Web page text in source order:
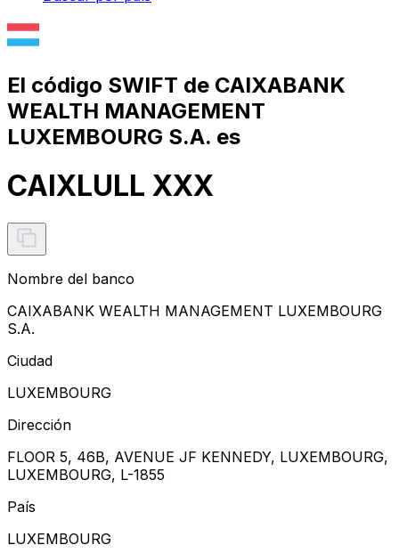
El código SWIFT de CAIXABANK
WEALTH MANAGEMENT
LUXEMBOURG S.A. es
CAIXLULL XXX
Nombre del banco
CAIXABANK WEALTH MANAGEMENT LUXEMBOURG
S.A.
Ciudad
LUXEMBOURG
Dirección
FLOOR 5, 46B, AVENUE JF KENNEDY, LUXEMBOURG,
LUXEMBOURG, L-1855
País
LUXEMBOURG